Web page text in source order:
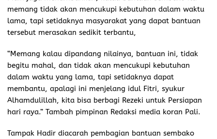
memang tidak akan mencukupi kebutuhan dalam waktu
lama, tapi setidaknya masyarakat yang dapat bantuan
tersebut merasakan sedikit terbantu,
“Memang kalau dipandang nilainya, bantuan ini, tidak
begitu mahal, dan tidak akan mencukupi kebutuhan
dalam waktu yang lama, tapi setidaknya dapat
membantu, apalagi ini menjelang idul Fitri, syukur
Alhamdulillah, kita bisa berbagi Rezeki untuk Persiapan
hari raya.” Tambah pimpinan Redaksi media koran Pali.
Tampak Hadir diacarah pembagian bantuan sembako